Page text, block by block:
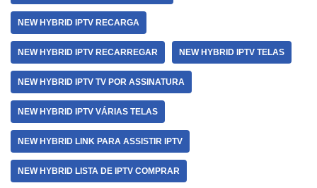
NEW HYBRID IPTV RECARGA
NEW HYBRID IPTV RECARREGAR NEW HYBRID IPTV TELAS
NEW HYBRID IPTV TV POR ASSINATURA
NEW HYBRID IPTV VÁRIAS TELAS
NEW HYBRID LINK PARA ASSISTIR IPTV
NEW HYBRID LISTA DE IPTV COMPRAR